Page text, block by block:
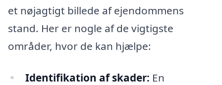
et nøjagtigt billede af ejendommens
stand. Her er nogle af de vigtigste
områder, hvor de kan hjælpe:
Identifikation af skader: En